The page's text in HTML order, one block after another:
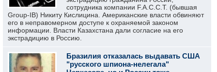
сотрудника компании F.A.C.C.T. (бывшая
Group-IB) Никиту Кислицина. Американские власти обвиняют
его в неправомерном доступе к охраняемой законом
информации. Власти Казахстана дали согласие на его
экстрадицию в Россию.
Бразилия отказалась выдавать США
"русского шпиона-нелегала"